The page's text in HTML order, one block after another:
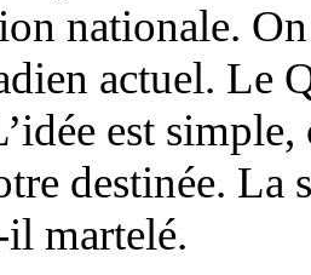
nationale.
actuel. Le
est simple,
destinée. La
martelé.